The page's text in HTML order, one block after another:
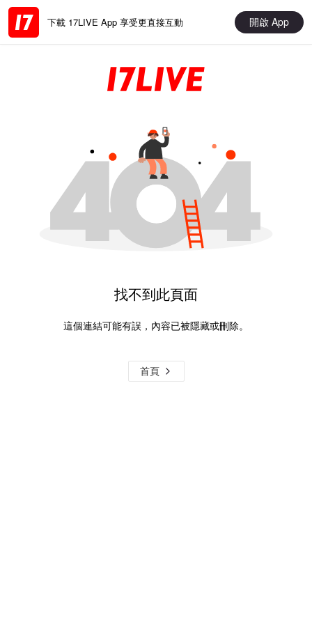
下載 17LIVE App 享受更直接互動 開啟 App
找不到此頁面
這個連結可能有誤，內容已被隱藏或刪除。
首頁